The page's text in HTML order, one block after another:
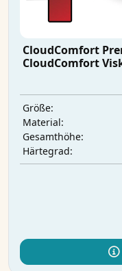
CloudComfort
CloudComfort
Größe:
Material:
Gesamthöhe:
Härtegrad: